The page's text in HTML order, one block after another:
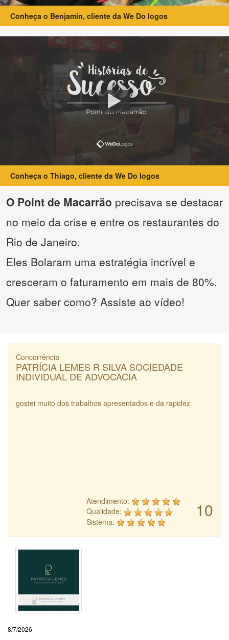
Conheça o Benjamin, cliente da We Do logos
Conheça o Thiago, cliente da We Do logos
O Point de Macarrão precisava se destacar
no meio da crise e entre os restaurantes do
Rio de Janeiro.
Eles Bolaram uma estratégia incrível e
cresceram o faturamento em mais de 80%.
Quer saber como? Assiste ao vídeo!
Concorrência
PATRÍCIA LEMES R SILVA SOCIEDADE
INDIVIDUAL DE ADVOCACIA
gostei muito dos trabalhos apresentados e da rapidez
10
Atendimento:
Qualidade:
Sistema:
8/7/2026